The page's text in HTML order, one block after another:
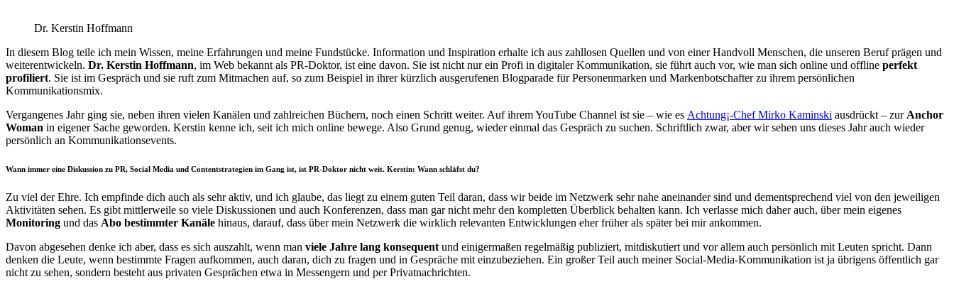
Dr. Kerstin Hoffmann
In diesem Blog teile ich mein Wissen, meine Erfahrungen und meine Fundstücke. Information und Inspiration erhalte ich aus zahllosen Quellen und von einer Handvoll Menschen, die unseren Beruf prägen und
weiterentwickeln. Dr. Kerstin Hoffmann, im Web bekannt als PR-Doktor, ist eine davon. Sie ist nicht nur ein Profi in digitaler Kommunikation, sie führt auch vor, wie man sich online und offline perfekt
profiliert. Sie ist im Gespräch und sie ruft zum Mitmachen auf, so zum Beispiel in ihrer kürzlich ausgerufenen Blogparade für Personenmarken und Markenbotschafter zu ihrem persönlichen
Kommunikationsmix.
Vergangenes Jahr ging sie, neben ihren vielen Kanälen und zahlreichen Büchern, noch einen Schritt weiter. Auf ihrem YouTube Channel ist sie – wie es Achtung¡-Chef Mirko Kaminski ausdrückt – zur Anchor
Woman in eigener Sache geworden. Kerstin kenne ich, seit ich mich online bewege. Also Grund genug, wieder einmal das Gespräch zu suchen. Schriftlich zwar, aber wir sehen uns dieses Jahr auch wieder
persönlich an Kommunikationsevents.
Wann immer eine Diskussion zu PR, Social Media und Contentstrategien im Gang ist, ist PR-Doktor nicht weit. Kerstin: Wann schläfst du?
Zu viel der Ehre. Ich empfinde dich auch als sehr aktiv, und ich glaube, das liegt zu einem guten Teil daran, dass wir beide im Netzwerk sehr nahe aneinander sind und dementsprechend viel von den jeweiligen
Aktivitäten sehen. Es gibt mittlerweile so viele Diskussionen und auch Konferenzen, dass man gar nicht mehr den kompletten Überblick behalten kann. Ich verlasse mich daher auch, über mein eigenes
Monitoring und das Abo bestimmter Kanäle hinaus, darauf, dass über mein Netzwerk die wirklich relevanten Entwicklungen eher früher als später bei mir ankommen.
Davon abgesehen denke ich aber, dass es sich auszahlt, wenn man viele Jahre lang konsequent und einigermaßen regelmäßig publiziert, mitdiskutiert und vor allem auch persönlich mit Leuten spricht. Dann
denken die Leute, wenn bestimmte Fragen aufkommen, auch daran, dich zu fragen und in Gespräche mit einzubeziehen. Ein großer Teil auch meiner Social-Media-Kommunikation ist ja übrigens öffentlich gar
nicht zu sehen, sondern besteht aus privaten Gesprächen etwa in Messengern und per Privatnachrichten.